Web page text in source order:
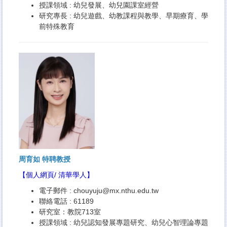
授課領域 : 幼兒發展、幼兒園課室經營
研究專長 : 幼兒遊戲、幼教課程與教學、早期療育、學
前特殊教育
周育如 特聘教授
【個人網頁/ 清華學人 】
電子郵件 : chouyuju@mx.nthu.edu.tw
聯絡電話 : 61189
研究室：教院713室
授課領域 : 幼兒認知發展專題研究、幼兒心智理論專題